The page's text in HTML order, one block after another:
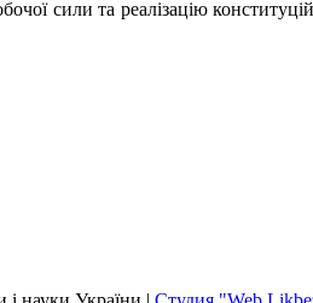
сили та реалізацію